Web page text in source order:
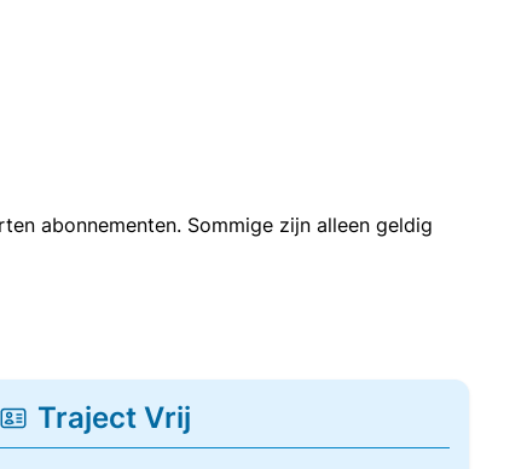
abonnementen. Sommige zijn alleen geldig
Traject Vrij